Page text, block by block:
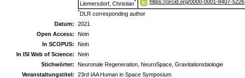
Liemersdorf, Christian* https://orcid.org/0000-0001-8407-5226
*DLR corresponding author
Datum:
2021
Open Access:
Nein
In SCOPUS:
Nein
In ISI Web of Science:
Nein
Stichwörter:
Neuronale Regeneration, NeuroSpace, Gravitationsbiologie
Veranstaltungstitel:
23rd IAA Human in Space Symposium